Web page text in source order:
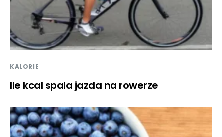
KALORIE
Ile kcal spala jazda na rowerze